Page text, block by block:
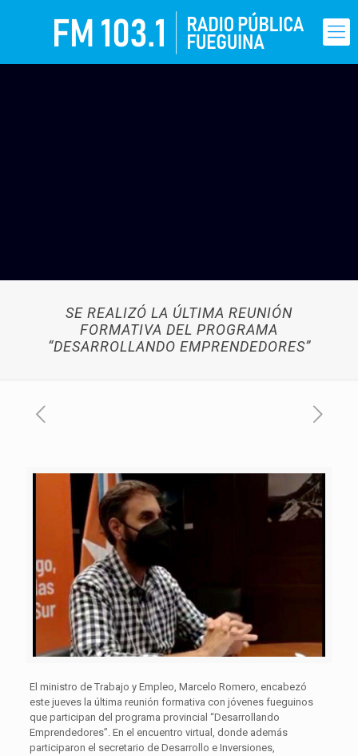
SE REALIZÓ LA ÚLTIMA REUNIÓN
FORMATIVA DEL PROGRAMA
“DESARROLLANDO EMPRENDEDORES”
El ministro de Trabajo y Empleo, Marcelo Romero, encabezó
este jueves la última reunión formativa con jóvenes fueguinos
que participan del programa provincial “Desarrollando
Emprendedores”. En el encuentro virtual, donde además
participaron el secretario de Desarrollo e Inversiones,